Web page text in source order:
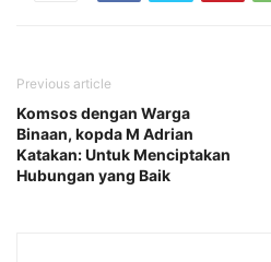
Previous article
Komsos dengan Warga
Binaan, kopda M Adrian
Katakan: Untuk Menciptakan
Hubungan yang Baik